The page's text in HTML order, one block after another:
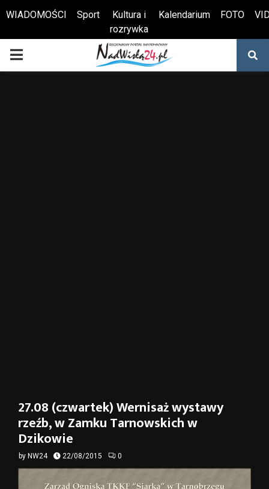
Otwórz pasek narzędzi
WIADOMOŚCI Sport
Kultura i
rozrywka
Kalendarium FOTO
PRIMARY
27.08 (czwartek) Wernisaż wystawy
rzeźb, w Zamku Tarnowskich w
Dzikowie
by NW24 22/08/2015 0